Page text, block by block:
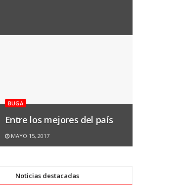
BUGA
Entre los mejores del país
MAYO 15, 2017
Noticias destacadas